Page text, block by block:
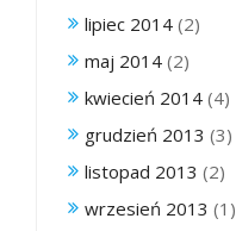
lipiec 2014 (2)
maj 2014 (2)
kwiecień 2014 (4)
grudzień 2013 (3)
listopad 2013 (2)
wrzesień 2013 (1)